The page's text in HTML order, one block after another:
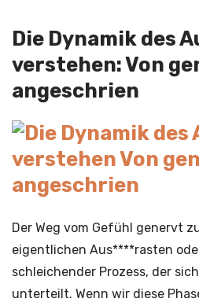
Die Dynamik des
verstehen: Von
angeschrien
Der Weg vom Gefühl genervt
eigentlichen Aus****rasten
schleichender Prozess, der
unterteilt. Wenn wir diese